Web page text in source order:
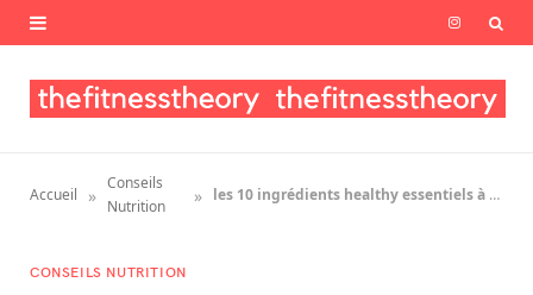
I
s
a
Accueil »
Conseils
Nutrition
» les 10 ingrédients healthy essentiels à avoir dans ses placards !
CONSEILS NUTRITION